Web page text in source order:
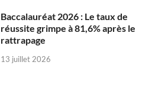
Baccalauréat 2026 : Le taux de
réussite grimpe à 81,6% après le
rattrapage
13 juillet 2026